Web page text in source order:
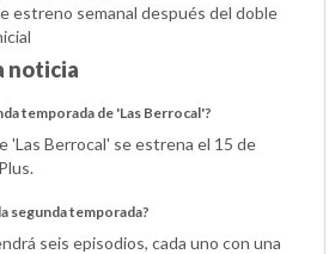
estreno semanal después del doble
noticia
temporada de 'Las Berrocal'?
'Las Berrocal' se estrena el 15 de
segunda temporada?
seis episodios, cada uno con una